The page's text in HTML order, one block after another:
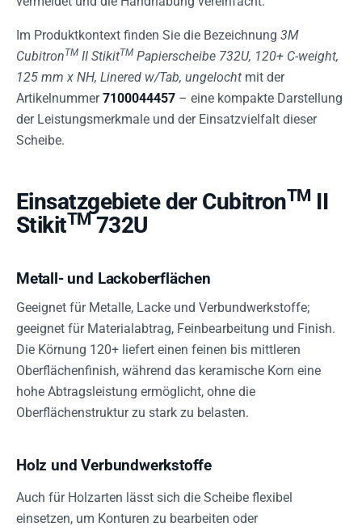
Im Produktkontext finden Sie die Bezeichnung 3M
CubitronTM II StikitTM Papierscheibe 732U, 120+ C-weight,
125 mm x NH, Linered w/Tab, ungelocht mit der
Artikelnummer7100044457 – eine kompakte Darstellung
der Leistungsmerkmale und der Einsatzvielfalt dieser
Scheibe.
Einsatzgebiete der CubitronTM II
StikitTM 732U
Metall- und Lackoberflächen
Geeignet für Metalle, Lacke und Verbundwerkstoffe;
geeignet für Materialabtrag, Feinbearbeitung und Finish.
Die Körnung 120+ liefert einen feinen bis mittleren
Oberflächenfinish, während das keramische Korn eine
hohe Abtragsleistung ermöglicht, ohne die
Oberflächenstruktur zu stark zu belasten.
Holz und Verbundwerkstoffe
Auch für Holzarten lässt sich die Scheibe flexibel
einsetzen, um Konturen zu bearbeiten oder